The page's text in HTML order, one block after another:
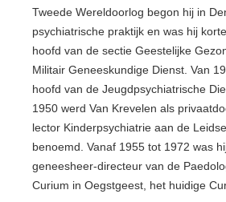
Tweede Wereldoorlog begon hij in
psychiatrische praktijk en was hij
hoofd van de sectie Geestelijke
Militair Geneeskundige Dienst. Van
hoofd van de Jeugdpsychiatrische
1950 werd Van Krevelen als
lector Kinderpsychiatrie aan de
benoemd. Vanaf 1955 tot 1972 was
geneesheer-directeur van de
Curium in Oegstgeest, het huidige